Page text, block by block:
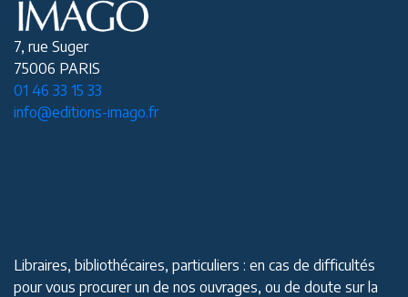
7, rue Suger
75006 PARIS
01 46 33 15 33
info@editions-imago.fr
Libraires, bibliothécaires, particuliers : en cas de difficultés
pour vous procurer un de nos ouvrages, ou de doute sur la